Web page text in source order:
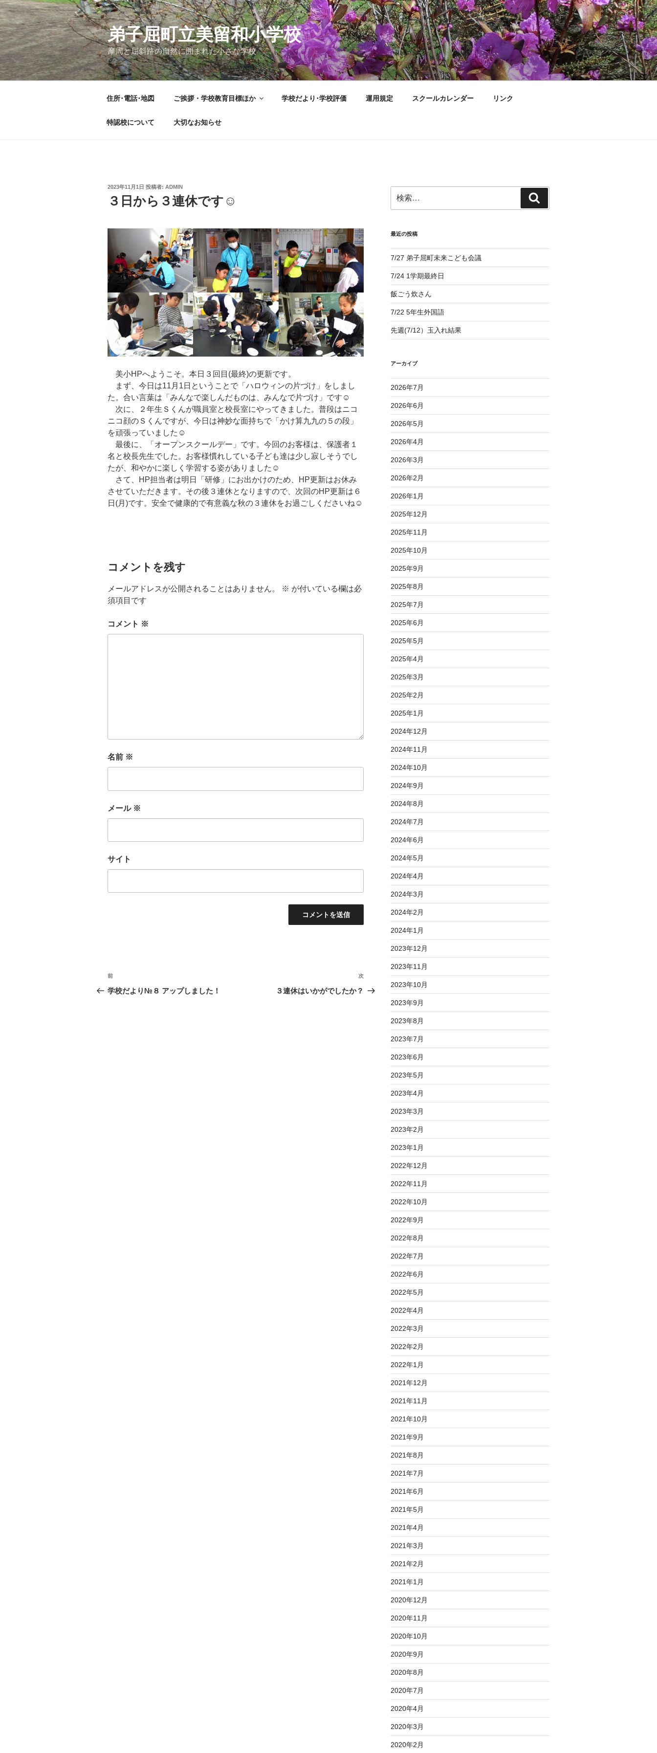
コ
ン
テ
ン
ツ
へ
ス
弟子屈町立美留和小学校
摩周と屈斜路の自然に囲まれた小さな学校
住所･電話･地図 ご挨拶・学校教育目標ほか 学校だより･学校評価 運用規定 スクールカレンダー リンク
特認校について 大切なお知らせ
投
日:
2023年11月1日 投稿者: ADMIN
３日から３連休です☺
美小HPへようこそ。本日３回目(最終)の更新です。
まず、今日は11月1日ということで「ハロウィンの片づけ」をしまし
た。合い言葉は「みんなで楽しんだものは、みんなで片づけ」です☺
次に、２年生Ｓくんが職員室と校長室にやってきました。普段はニコ
ニコ顔のＳくんですが、今日は神妙な面持ちで「かけ算九九の５の段」
を頑張っていました☺
最後に、「オープンスクールデー」です。今回のお客様は、保護者１
名と校長先生でした。お客様慣れしている子ども達は少し寂しそうでし
たが、和やかに楽しく学習する姿がありました☺
さて、HP担当者は明日「研修」にお出かけのため、HP更新はお休み
させていただきます。その後３連休となりますので、次回のHP更新は６
日(月)です。安全で健康的で有意義な秋の３連休をお過ごしくださいね☺
コメントを残す
メールアドレスが公開されることはありません。 ※ が付いている欄は必
須項目です
コメント ※
名前 ※
メール ※
サイト
投
稿
前
の
前
学校だより№８ アップしました！
次
の
次
３連休はいかがでしたか？
索:
索
最近の投稿
7/27 弟子屈町未来こども会議
7/24 1学期最終日
飯ごう炊さん
7/22 5年生外国語
先週(7/12）玉入れ結果
アーカイブ
2026年7月
2026年6月
2026年5月
2026年4月
2026年3月
2026年2月
2026年1月
2025年12月
2025年11月
2025年10月
2025年9月
2025年8月
2025年7月
2025年6月
2025年5月
2025年4月
2025年3月
2025年2月
2025年1月
2024年12月
2024年11月
2024年10月
2024年9月
2024年8月
2024年7月
2024年6月
2024年5月
2024年4月
2024年3月
2024年2月
2024年1月
2023年12月
2023年11月
2023年10月
2023年9月
2023年8月
2023年7月
2023年6月
2023年5月
2023年4月
2023年3月
2023年2月
2023年1月
2022年12月
2022年11月
2022年10月
2022年9月
2022年8月
2022年7月
2022年6月
2022年5月
2022年4月
2022年3月
2022年2月
2022年1月
2021年12月
2021年11月
2021年10月
2021年9月
2021年8月
2021年7月
2021年6月
2021年5月
2021年4月
2021年3月
2021年2月
2021年1月
2020年12月
2020年11月
2020年10月
2020年9月
2020年8月
2020年7月
2020年4月
2020年3月
2020年2月